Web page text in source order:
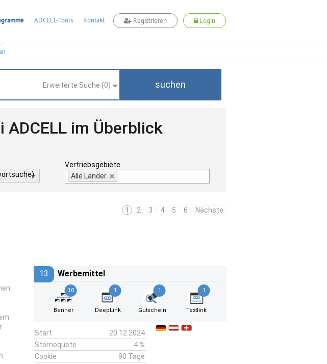
ADCELL-Tools Kontakt Registrieren Login
Erweiterte Suche (0) suchen
im Überblick
Vertriebsgebiete
Alle Länder
1 2 3 4 5 6 Nächste
13 Werbemittel
10
Banner
1
DeepLink
1
Gutschein
1
Textlink
Start
20.12.2024
Stornoquote
4 %
Cookie
90 Tage